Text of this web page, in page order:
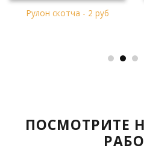
Рулон скотча - 2 руб
ПОСМОТРИТЕ